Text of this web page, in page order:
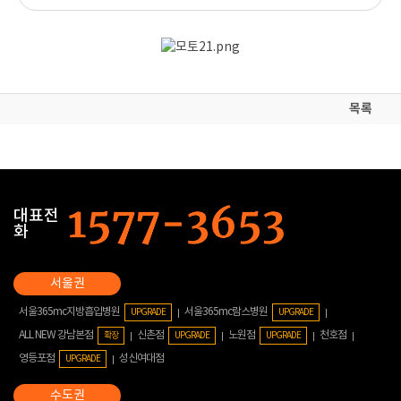
목록
대표전
화
서울365mc지방흡입병원 UPGRADE 서울365mc람스병원 UPGRADE
ALL NEW 강남본점 확장 신촌점 UPGRADE 노원점 UPGRADE
천호점
영등포점
UPGRADE 성신여대점